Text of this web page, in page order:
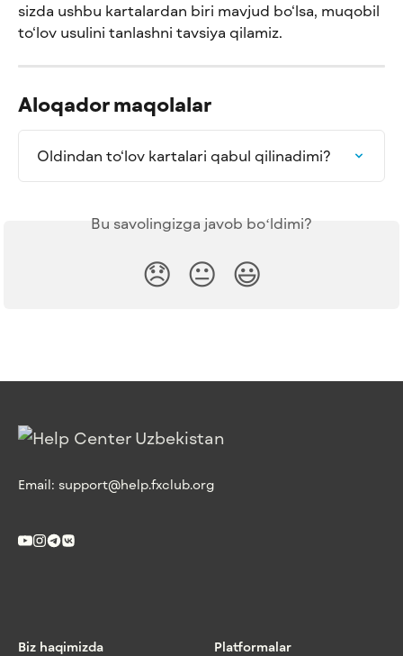
sizda ushbu kartalardan biri mavjud bo‘lsa, muqobil
to‘lov usulini tanlashni tavsiya qilamiz.
Aloqador maqolalar
Oldindan to‘lov kartalari qabul qilinadimi?
Bu savolingizga javob boʻldimi?
😞 😐 😃
Email: support@help.fxclub.org
Biz haqimizda Platformalar